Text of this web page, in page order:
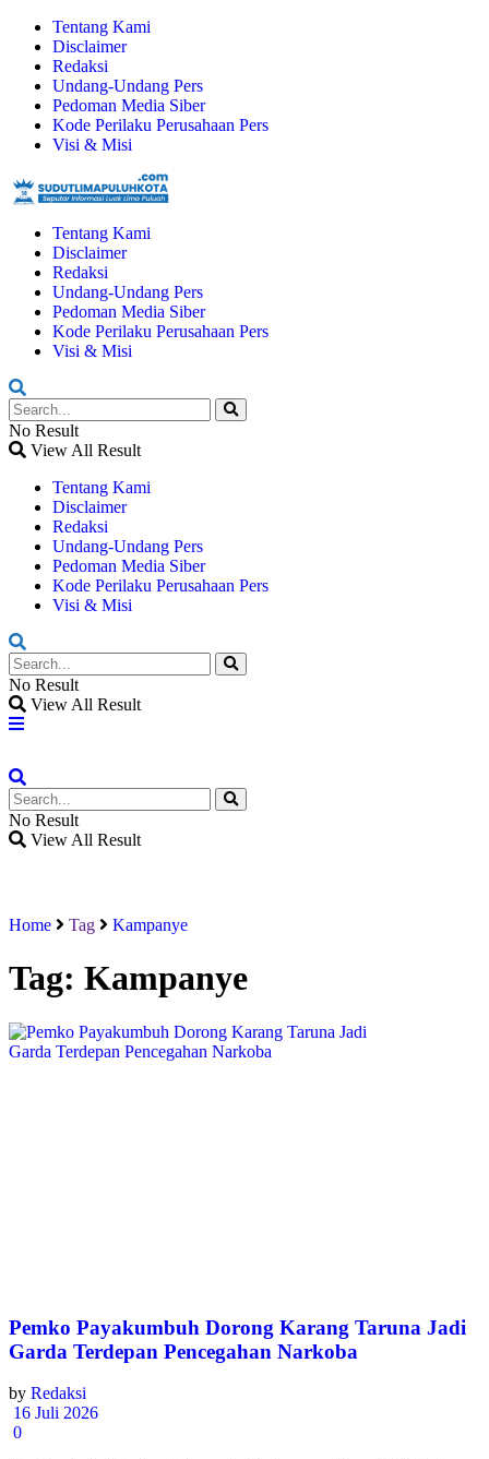
Tentang Kami
Disclaimer
Redaksi
Undang-Undang Pers
Pedoman Media Siber
Kode Perilaku Perusahaan Pers
Visi & Misi
Tentang Kami
Disclaimer
Redaksi
Undang-Undang Pers
Pedoman Media Siber
Kode Perilaku Perusahaan Pers
Visi & Misi
No Result
View All Result
Tentang Kami
Disclaimer
Redaksi
Undang-Undang Pers
Pedoman Media Siber
Kode Perilaku Perusahaan Pers
Visi & Misi
No Result
View All Result
No Result
View All Result
Home Tag Kampanye
Tag: Kampanye
Pemko Payakumbuh Dorong Karang Taruna Jadi
Garda Terdepan Pencegahan Narkoba
by Redaksi
16 Juli 2026
0